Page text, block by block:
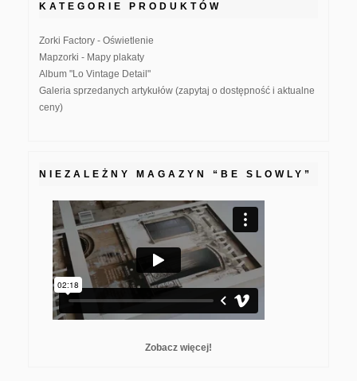
KATEGORIE PRODUKTÓW
Zorki Factory - Oświetlenie
Mapzorki - Mapy plakaty
Album "Lo Vintage Detail"
Galeria sprzedanych artykułów (zapytaj o dostępność i aktualne
ceny)
NIEZALEŻNY MAGAZYN “BE SLOWLY”
Zobacz więcej!